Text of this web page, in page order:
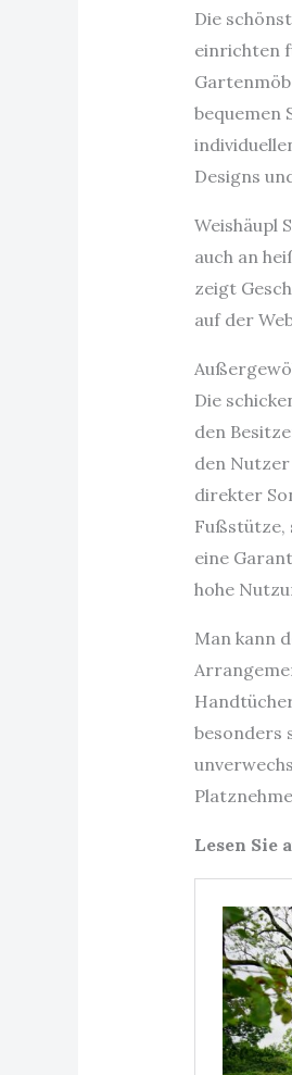
Die
einrichten
bequemen
Designs
Weishäupl
auch an
zeigt
auf der
Die
den
den
direkter
Fußstütze,
eine
hohe
Man kann
besonders
Lesen Sie